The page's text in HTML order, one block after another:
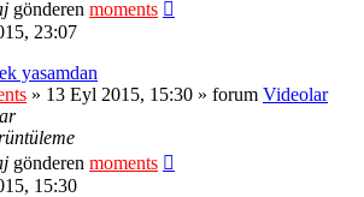
gönderen moments
23:07
yasamdan
» 13 Eyl 2015, 15:30 » forum Videolar
gönderen moments
15:30